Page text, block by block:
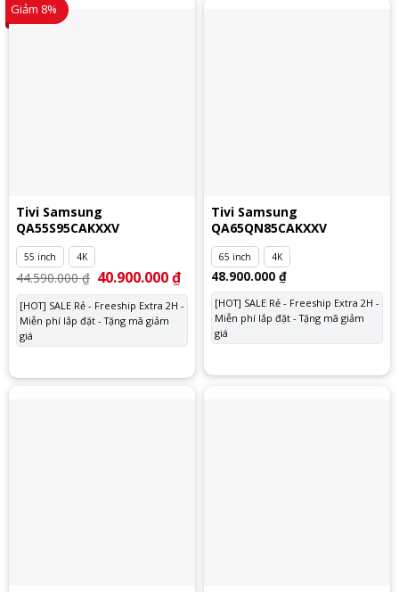
Giảm 8%
Tivi Samsung
QA55S95CAKXXV
55 inch 4K
44.590.000₫ Giá
gốc
là:
44.590.000 ₫.
40.900.000₫Giá
tại
là:
40.900.000 ₫.
[HOT] SALE Rẻ - Freeship Extra 2H -
Miễn phí lắp đặt - Tặng mã giảm
giá
Tivi Samsung
QA65QN85CAKXXV
65 inch 4K
48.900.000 ₫
[HOT] SALE Rẻ - Freeship Extra 2H -
Miễn phí lắp đặt - Tặng mã giảm
giá